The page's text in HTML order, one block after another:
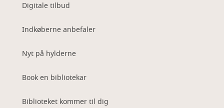
Digitale tilbud
Indkøberne anbefaler
Nyt på hylderne
Book en bibliotekar
Biblioteket kommer til dig